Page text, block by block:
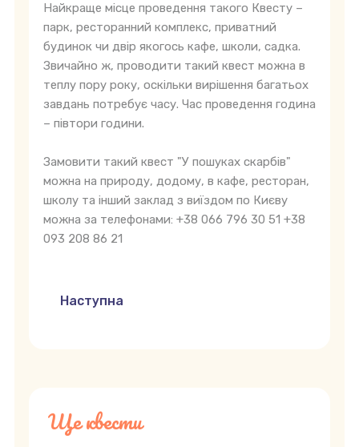
Найкраще місце проведення такого Квесту –
парк, ресторанний комплекс, приватний
будинок чи двір якогось кафе, школи, садка.
Звичайно ж, проводити такий квест можна в
теплу пору року, оскільки вирішення багатьох
завдань потребує часу. Час проведення година
– півтори години.
Замовити такий квест "У пошуках скарбів"
можна на природу, додому, в кафе, ресторан,
школу та інший заклад з виїздом по Києву
можна за телефонами: +38 066 796 30 51 +38
093 208 86 21
Наступна стаття: Квест на виїзд *Таємниця
Наступна
Ще квести